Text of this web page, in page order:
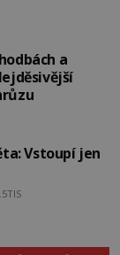
a
jen